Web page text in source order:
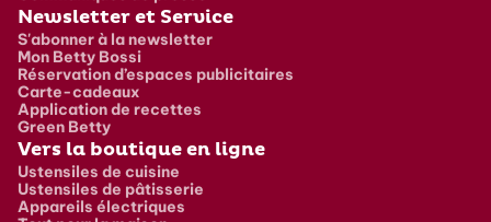
Newsletter et Service
S'abonner à la newsletter
Mon Betty Bossi
Réservation d’espaces publicitaires
Carte-cadeaux
Application de recettes
Green Betty
Vers la boutique en ligne
Ustensiles de cuisine
Ustensiles de pâtisserie
Appareils électriques